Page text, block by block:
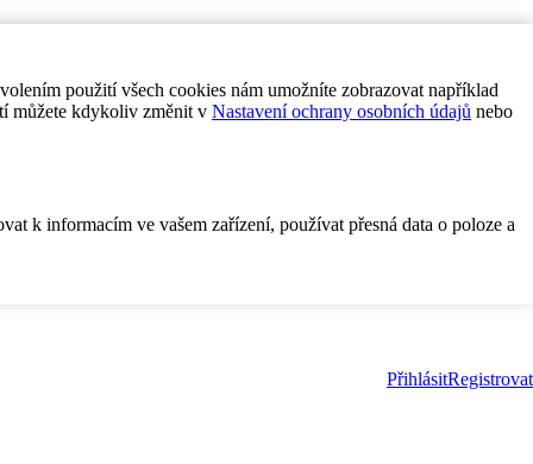
použití všech cookies nám umožníte zobrazovat například
můžete kdykoliv změnit v Nastavení ochrany osobních údajů nebo
k informacím ve vašem zařízení, používat přesná data o poloze a
PřihlásitRegistrovat